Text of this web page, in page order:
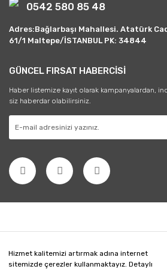
Hizmet kalitemizi artırmak adına internet
sitemizde çerezler kullanmaktayız. Detaylı
0542 580 85 48
Adres:Bağlarbaşı Mahallesi. Atatürk
61/1 Maltepe/İSTANBUL PK: 34844
GÜNCEL FIRSAT HABERCİSİ
Haber listemize kayıt olarak kampanyalardan,
siz haberdar olabilirsiniz.